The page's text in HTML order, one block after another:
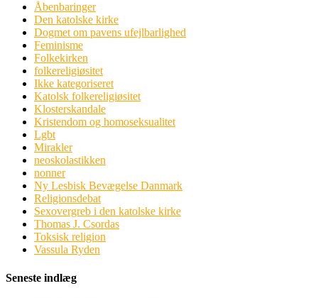
Åbenbaringer
Den katolske kirke
Dogmet om pavens ufejlbarlighed
Feminisme
Folkekirken
folkereligiøsitet
Ikke kategoriseret
Katolsk folkereligiøsitet
Klosterskandale
Kristendom og homoseksualitet
Lgbt
Mirakler
neoskolastikken
nonner
Ny Lesbisk Bevægelse Danmark
Religionsdebat
Sexovergreb i den katolske kirke
Thomas J. Csordas
Toksisk religion
Vassula Ryden
Seneste indlæg